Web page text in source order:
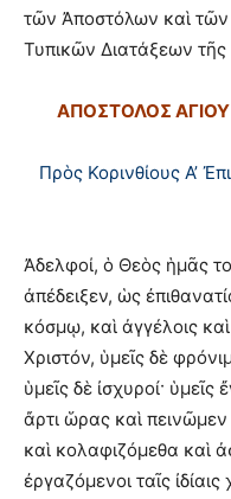
τῶν Ἀποστόλων καὶ
Τυπικῶν Διατάξεων
ΑΠΟΣΤΟΛΟΣ
Πρὸς Κορινθίους Α’
Ἀδελφοί, ὁ Θεὸς ἡμᾶς
ἀπέδειξεν, ὡς
κόσμῳ, καὶ ἀγγέλοις
Χριστόν, ὑμεῖς δὲ
ὑμεῖς δὲ ἰσχυροί· ὑμεῖς
ἄρτι ὥρας καὶ
καὶ κολαφιζόμεθα καὶ
ἐργαζόμενοι ταῖς